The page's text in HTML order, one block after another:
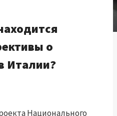
о
Италии?
Национального